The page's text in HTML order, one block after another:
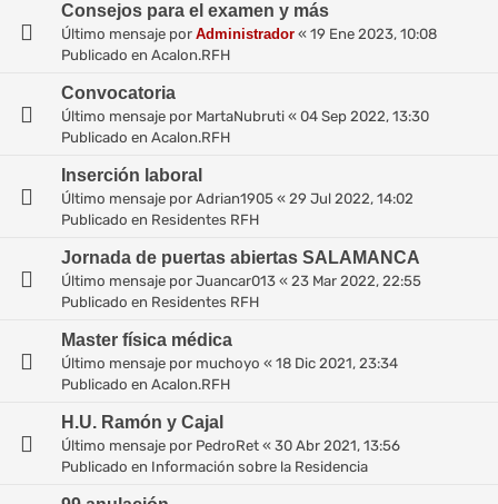
Consejos para el examen y más
Último mensaje por Administrador « 19 Ene 2023, 10:08
Publicado en Acalon.RFH
Convocatoria
Último mensaje por MartaNubruti « 04 Sep 2022, 13:30
Publicado en Acalon.RFH
Inserción laboral
Último mensaje por Adrian1905 « 29 Jul 2022, 14:02
Publicado en Residentes RFH
Jornada de puertas abiertas SALAMANCA
Último mensaje por Juancar013 « 23 Mar 2022, 22:55
Publicado en Residentes RFH
Master física médica
Último mensaje por muchoyo « 18 Dic 2021, 23:34
Publicado en Acalon.RFH
H.U. Ramón y Cajal
Último mensaje por PedroRet « 30 Abr 2021, 13:56
Publicado en Información sobre la Residencia